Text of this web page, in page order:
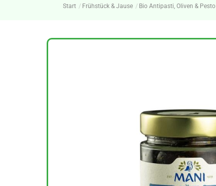
Start Frühstück & Jause Bio Antipasti, Oliven & Pesto